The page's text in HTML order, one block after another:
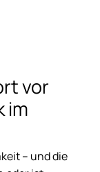
vor
im
– und die